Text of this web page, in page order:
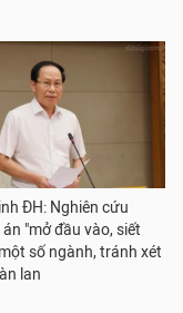
ĐH: Nghiên cứu
"mở đầu vào, siết
số ngành, tránh xét
lan